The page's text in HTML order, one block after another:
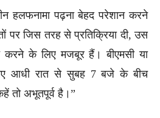
हलफनामा पढ़ना बेहद परेशान करने
पर जिस तरह से प्रतिक्रिया दी, उस
के लिए मजबूर हैं। बीएमसी या
आधी रात से सुबह 7 बजे के बीच
तो अभूतपूर्व है।”